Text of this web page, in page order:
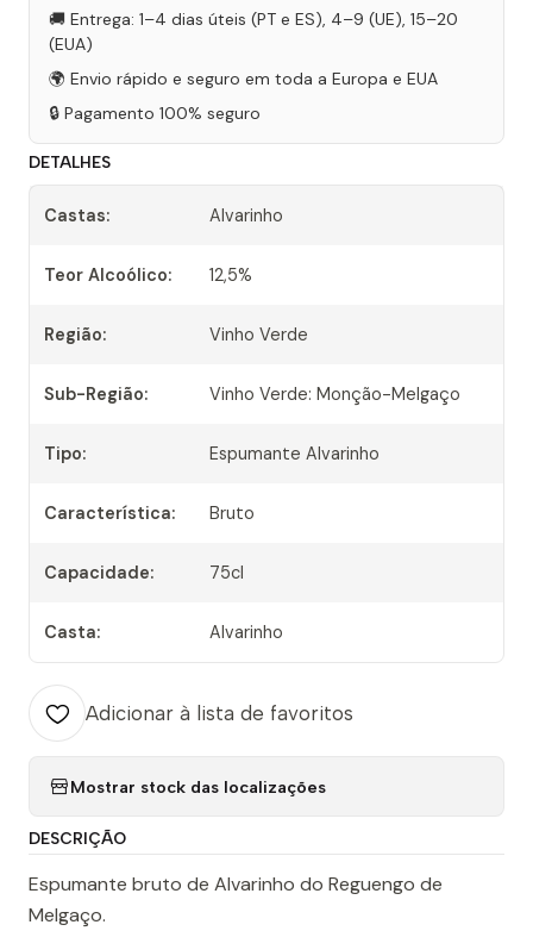
🚚 Entrega: 1–4 dias úteis (PT e ES), 4–9 (UE), 15–20
(EUA)
🌍 Envio rápido e seguro em toda a Europa e EUA
🔒 Pagamento 100% seguro
DETALHES
Castas: Alvarinho
Teor Alcoólico: 12,5%
Região: Vinho Verde
Sub-Região: Vinho Verde: Monção-Melgaço
Tipo: Espumante Alvarinho
Característica: Bruto
Capacidade: 75cl
Casta: Alvarinho
Adicionar à lista de favoritos
Mostrar stock das localizações
DESCRIÇÃO
Espumante bruto de Alvarinho do Reguengo de
Melgaço.